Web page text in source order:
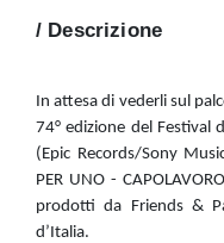
/ Descrizione
In attesa di vederli sul
74° edizione del Festival
(Epic Records/Sony
PER UNO -
prodotti da Friends &
d’Italia.